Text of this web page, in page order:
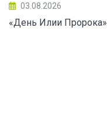
03.08.2026
«День Илии Пророка»